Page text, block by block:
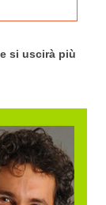
si uscirà più